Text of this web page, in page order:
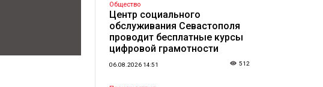
Общество
Центр социального
обслуживания Севастополя
проводит бесплатные курсы
цифровой грамотности
06.08.2026 14:51 512